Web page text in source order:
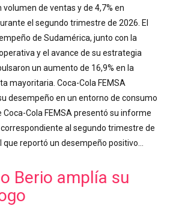
volumen de ventas y de 4,7% en
el segundo trimestre de 2026. El
de Sudamérica, junto con la
y el avance de su estrategia
un aumento de 16,9% en la
mayoritaria. Coca-Cola FEMSA
desempeño en un entorno de consumo
Cola FEMSA presentó su informe
al segundo trimestre de
que reportó un desempeño positivo…
Berio amplía su